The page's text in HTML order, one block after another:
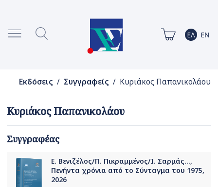
Εκδόσεις / Συγγραφείς / Κυριάκος Παπανικολάου
Κυριάκος Παπανικολάου
Συγγραφέας
Ε. Βενιζέλος/Π. Πικραμμένος/Ι. Σαρμάς...,
Πενήντα χρόνια από το Σύνταγμα του 1975,
2026